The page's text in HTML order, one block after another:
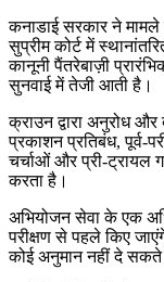
कनाडाई सरकार ने मामले
सुप्रीम कोर्ट में
कानूनी पैंतरेबाज़ी
सुनवाई में तेजी आती है।
क्राउन द्वारा अनुरोध
प्रकाशन प्रतिबंध, पूर्व-
चर्चाओं और प्री-ट्रायल
करता है।
अभियोजन सेवा के एक
परीक्षण से पहले किए
कोई अनुमान नहीं दे